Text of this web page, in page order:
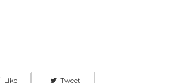
Like Tweet